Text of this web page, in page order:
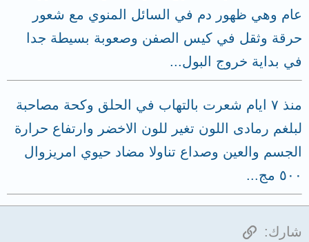
عام وهي ظهور دم في السائل المنوي مع شعور
حرقة وثقل في كيس الصفن وصعوبة بسيطة جدا
في بداية خروج البول...
منذ ٧ ايام شعرت بالتهاب في الحلق وكحة مصاحبة
لبلغم رمادى اللون تغير للون الاخضر وارتفاع حرارة
الجسم والعين وصداع تناولا مضاد حيوي امريزوال
٥٠٠ مج...
شارك: الرابط